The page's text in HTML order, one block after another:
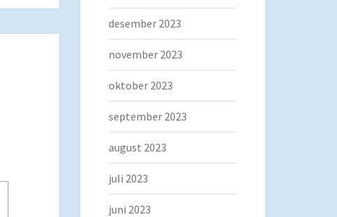
desember 2023
november 2023
oktober 2023
september 2023
august 2023
juli 2023
juni 2023